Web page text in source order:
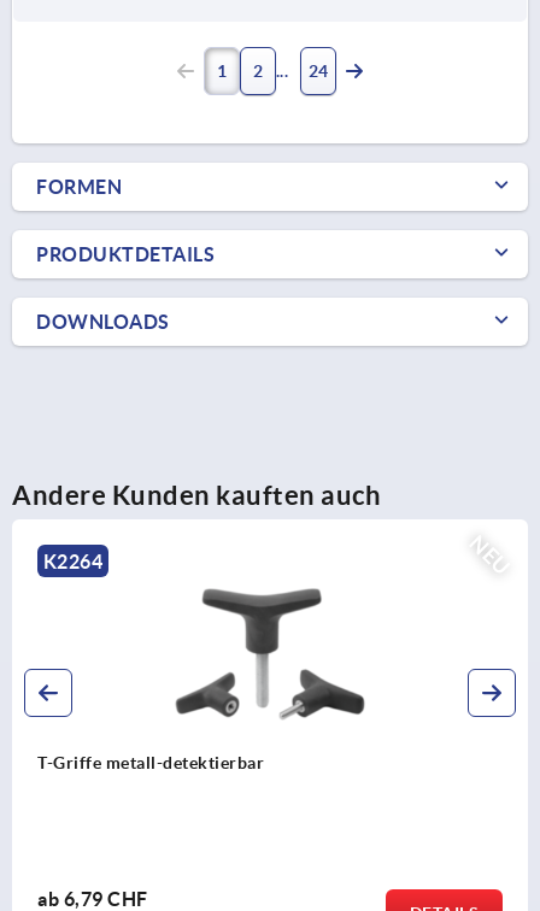
1 2 24
FORMEN
PRODUKTDETAILS
DOWNLOADS
Andere Kunden kauften auch
NEU
T-Griffe Thermoplast
ab